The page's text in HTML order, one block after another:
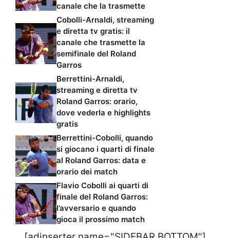
canale che la trasmette
Cobolli-Arnaldi, streaming
e diretta tv gratis: il
canale che trasmette la
semifinale del Roland
Garros
Berrettini-Arnaldi,
streaming e diretta tv
Roland Garros: orario,
dove vederla e highlights
gratis
Berrettini-Cobolli, quando
si giocano i quarti di finale
al Roland Garros: data e
orario dei match
Flavio Cobolli ai quarti di
finale del Roland Garros:
l’avversario e quando
gioca il prossimo match